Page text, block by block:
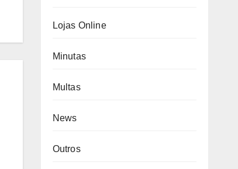
Lojas Online
Minutas
Multas
News
Outros